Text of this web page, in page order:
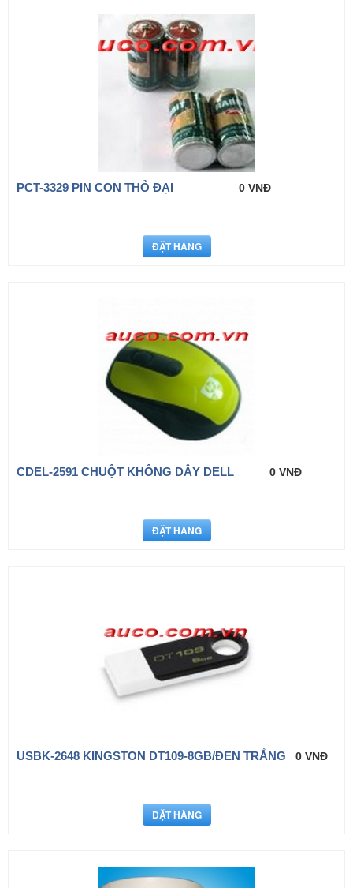
PCT-3329 PIN CON THỎ ĐẠI 0 VNĐ
CDEL-2591 CHUỘT KHÔNG DÂY DELL 0 VNĐ
USBK-2648 KINGSTON DT109-8GB/ĐEN TRẮNG 0 VNĐ